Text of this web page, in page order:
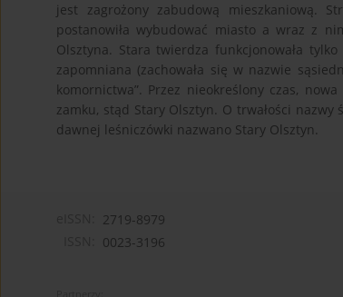
jest zagrożony zabudową mieszkaniową.
postanowiła wybudować miasto a wraz z
Olsztyna. Stara twierdza funkcjonowała
zapomniana (zachowała się w nazwie
komornictwa”. Przez nieokreślony czas,
zamku, stąd Stary Olsztyn. O trwałości nazwy
dawnej leśniczówki nazwano Stary Olsztyn.
2719-8979
0023-3196